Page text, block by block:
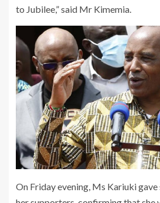
to Jubilee,” said Mr Kimemia.
On Friday evening, Ms Kariuki